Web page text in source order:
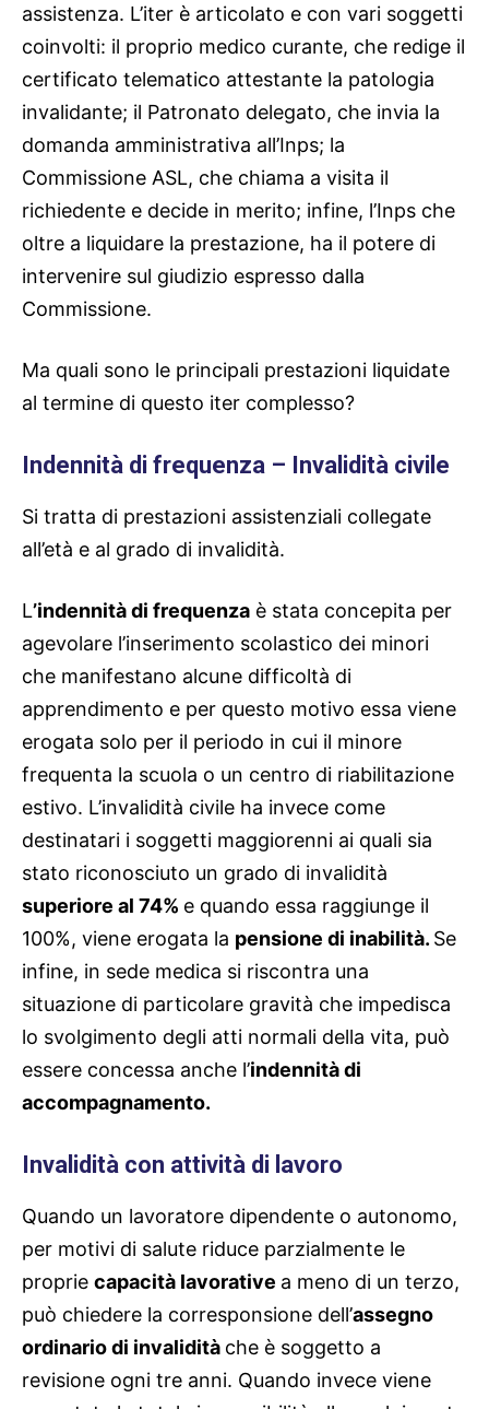
assistenza. L’iter è articolato e con vari soggetti
coinvolti: il proprio medico curante, che redige il
certificato telematico attestante la patologia
invalidante; il Patronato delegato, che invia la
domanda amministrativa all’Inps; la
Commissione ASL, che chiama a visita il
richiedente e decide in merito; infine, l’Inps che
oltre a liquidare la prestazione, ha il potere di
intervenire sul giudizio espresso dalla
Commissione.
Ma quali sono le principali prestazioni liquidate
al termine di questo iter complesso?
Indennità di frequenza – Invalidità civile
Si tratta di prestazioni assistenziali collegate
all’età e al grado di invalidità.
L’indennità di frequenza è stata concepita per
agevolare l’inserimento scolastico dei minori
che manifestano alcune difficoltà di
apprendimento e per questo motivo essa viene
erogata solo per il periodo in cui il minore
frequenta la scuola o un centro di riabilitazione
estivo. L’invalidità civile ha invece come
destinatari i soggetti maggiorenni ai quali sia
stato riconosciuto un grado di invalidità
superiore al 74% e quando essa raggiunge il
100%, viene erogata la pensione di inabilità. Se
infine, in sede medica si riscontra una
situazione di particolare gravità che impedisca
lo svolgimento degli atti normali della vita, può
essere concessa anche l’indennità di
accompagnamento.
Invalidità con attività di lavoro
Quando un lavoratore dipendente o autonomo,
per motivi di salute riduce parzialmente le
proprie capacità lavorative a meno di un terzo,
può chiedere la corresponsione dell’assegno
ordinario di invalidità che è soggetto a
revisione ogni tre anni. Quando invece viene